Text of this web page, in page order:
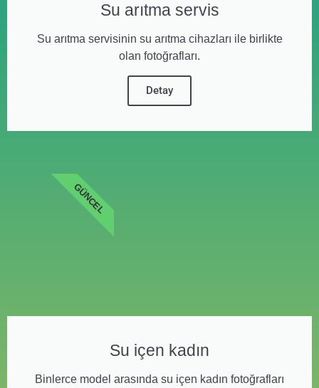
Su arıtma servis
Su arıtma servisinin su arıtma cihazları ile birlikte
olan fotoğrafları.
Detay
Su içen kadın
Binlerce model arasında su içen kadın fotoğrafları
GÜNCEL